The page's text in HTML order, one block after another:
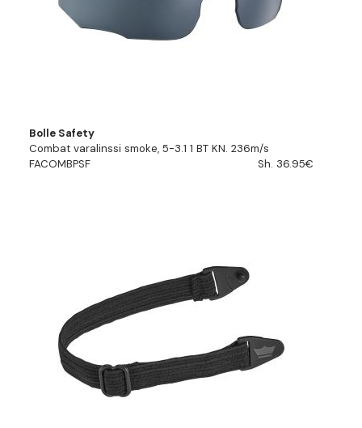
Bolle Safety
Combat varalinssi smoke, 5-3.1 1 BT KN. 236m/s
FACOMBPSF
Sh. 36.95€